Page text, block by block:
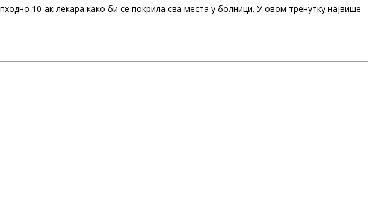
10-ак лекара како би се покрила сва места у болници. У овом тренутку највише